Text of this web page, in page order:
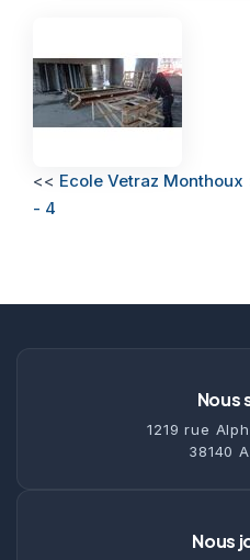
<< Ecole Vetraz Monthoux
- 4
Nous
1219 rue
38140
Nous